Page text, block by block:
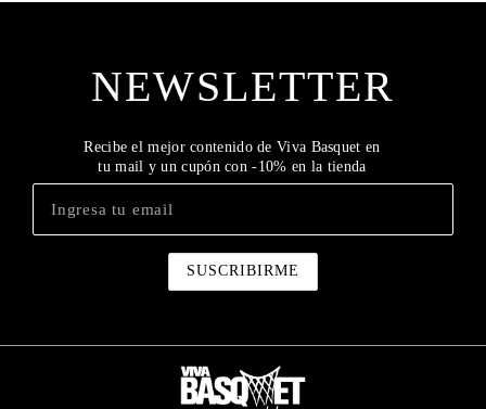
NEWSLETTER
Recibe el mejor contenido de Viva Basquet en
tu mail y un cupón con -10% en la tienda